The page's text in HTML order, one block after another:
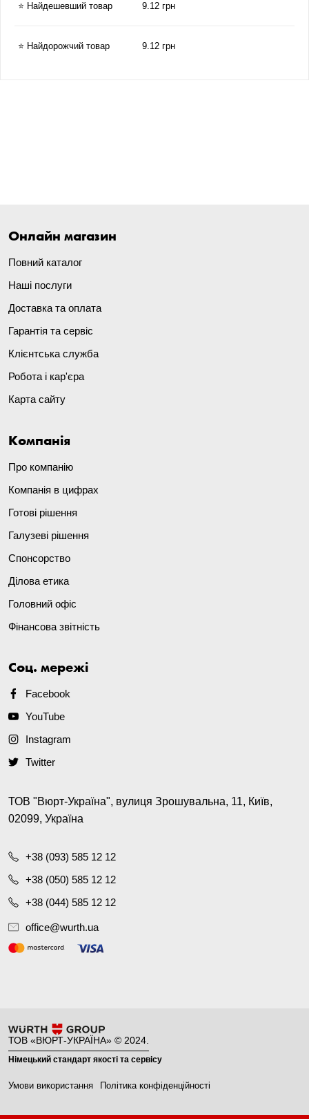
⭐ Найдешевший товар 9.12 грн
⭐ Найдорожчий товар 9.12 грн
Онлайн магазин
Повний каталог
Наші послуги
Доставка та оплата
Гарантія та сервіс
Клієнтська служба
Робота і кар'єра
Карта сайту
Компанія
Про компанію
Компанія в цифрах
Готові рішення
Галузеві рішення
Спонсорство
Ділова етика
Головний офіс
Фінансова звітність
Соц. мережі
Facebook
YouTube
Instagram
Twitter
ТОВ "Вюрт-Україна", вулиця Зрошувальна, 11, Київ,
02099, Україна
+38 (093) 585 12 12
+38 (050) 585 12 12
+38 (044) 585 12 12
office@wurth.ua
ТОВ «ВЮРТ-УКРАЇНА» © 2024.
Німецький стандарт якості та сервісу
Умови використання Політика конфіденційності